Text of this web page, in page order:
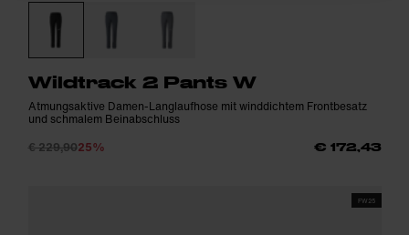
Wildtrack 2 Pants W
Atmungsaktive Damen-Langlaufhose mit winddichtem Frontbesatz
und schmalem Beinabschluss
€ 229,9025% € 172,43
FW25